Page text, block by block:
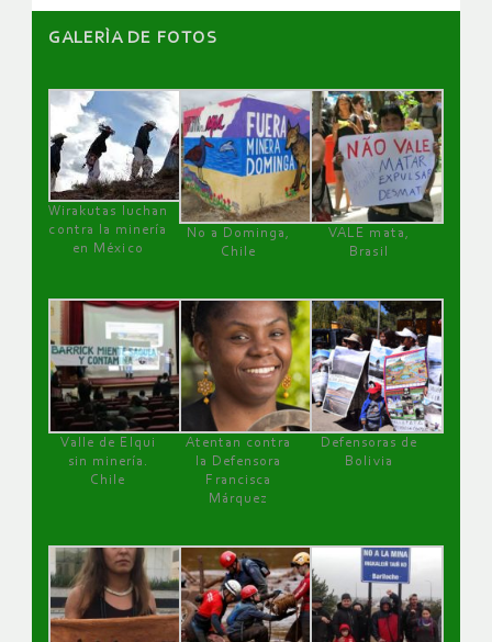
GALERÌA DE FOTOS
Wirakutas luchan
contra la minería
en México
No a Dominga,
Chile
VALE mata,
Brasil
Valle de Elqui
sin minería.
Chile
Atentan contra
la Defensora
Francisca
Márquez
Defensoras de
Bolivia